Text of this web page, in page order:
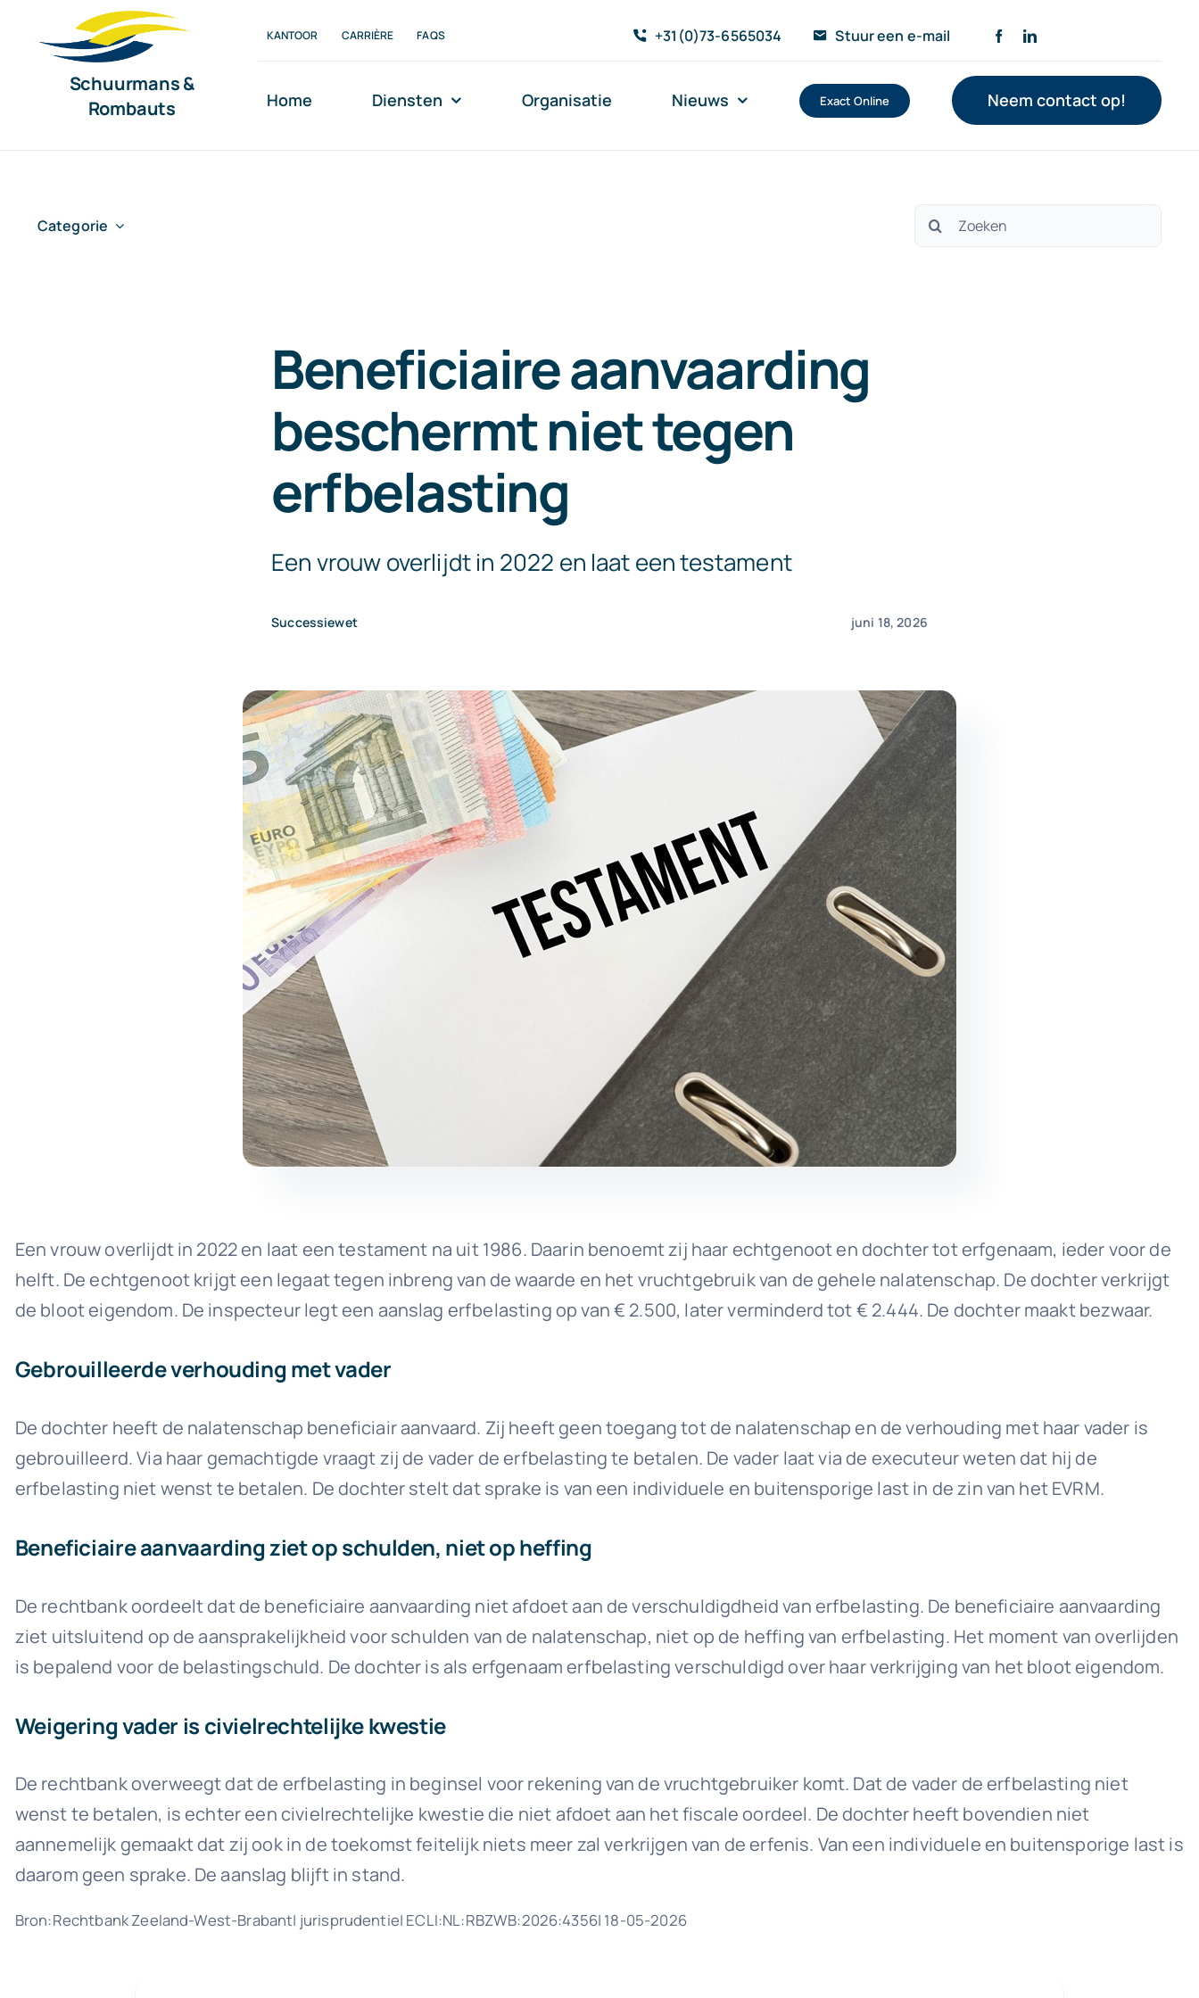
Schuurmans &
Rombauts
KANTOOR CARRIÈRE FAQS +31(0)73-6565034 Stuur een e-mail
Home Diensten Organisatie Nieuws Exact Online Neem contact op!
Categorie
Zoeken
Beneficiaire aanvaarding
beschermt niet tegen
erfbelasting
Een vrouw overlijdt in 2022 en laat een testament
Successiewet juni 18, 2026
Een vrouw overlijdt in 2022 en laat een testament na uit 1986. Daarin benoemt zij haar echtgenoot en dochter tot erfgenaam, ieder voor de
helft. De echtgenoot krijgt een legaat tegen inbreng van de waarde en het vruchtgebruik van de gehele nalatenschap. De dochter verkrijgt
de bloot eigendom. De inspecteur legt een aanslag erfbelasting op van € 2.500, later verminderd tot € 2.444. De dochter maakt bezwaar.
Gebrouilleerde verhouding met vader
De dochter heeft de nalatenschap beneficiair aanvaard. Zij heeft geen toegang tot de nalatenschap en de verhouding met haar vader is
gebrouilleerd. Via haar gemachtigde vraagt zij de vader de erfbelasting te betalen. De vader laat via de executeur weten dat hij de
erfbelasting niet wenst te betalen. De dochter stelt dat sprake is van een individuele en buitensporige last in de zin van het EVRM.
Beneficiaire aanvaarding ziet op schulden, niet op heffing
De rechtbank oordeelt dat de beneficiaire aanvaarding niet afdoet aan de verschuldigdheid van erfbelasting. De beneficiaire aanvaarding
ziet uitsluitend op de aansprakelijkheid voor schulden van de nalatenschap, niet op de heffing van erfbelasting. Het moment van overlijden
is bepalend voor de belastingschuld. De dochter is als erfgenaam erfbelasting verschuldigd over haar verkrijging van het bloot eigendom.
Weigering vader is civielrechtelijke kwestie
De rechtbank overweegt dat de erfbelasting in beginsel voor rekening van de vruchtgebruiker komt. Dat de vader de erfbelasting niet
wenst te betalen, is echter een civielrechtelijke kwestie die niet afdoet aan het fiscale oordeel. De dochter heeft bovendien niet
aannemelijk gemaakt dat zij ook in de toekomst feitelijk niets meer zal verkrijgen van de erfenis. Van een individuele en buitensporige last is
daarom geen sprake. De aanslag blijft in stand.
Bron:Rechtbank Zeeland-West-Brabant| jurisprudentie| ECLI:NL:RBZWB:2026:4356| 18-05-2026